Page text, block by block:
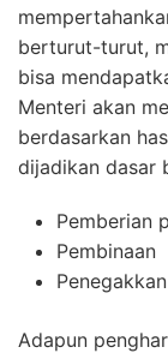
berturut-turut,
bisa
Menteri akan
berdasarkan
dijadikan dasar
Pemberian
Pembinaan
Adapun